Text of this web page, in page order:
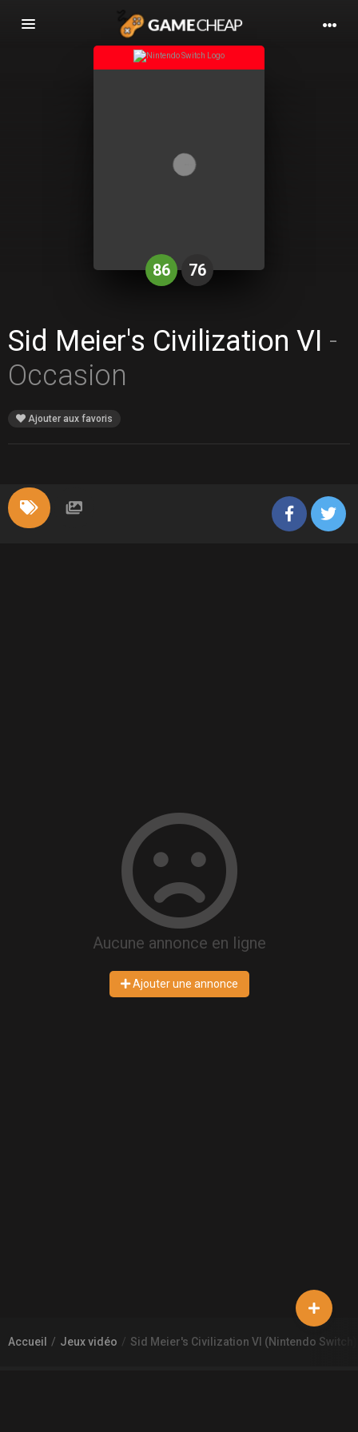
Basculer
86 76
Sid Meier's Civilization VI -
Occasion
Ajouter aux favoris
Aucune annonce en ligne
Ajouter une annonce
Accueil Jeux vidéo Sid Meier's Civilization VI (Nintendo Switch)